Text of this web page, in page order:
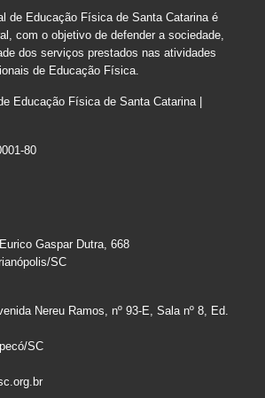
de Educação Física de Santa Catarina é
com o objetivo de defender a sociedade,
dos serviços prestados nas atividades
de Educação Física.
Educação Física de Santa Catarina |
80
Gaspar Dutra, 668
SC
Nereu Ramos, nº 93-E, Sala nº 8, Ed.
SC